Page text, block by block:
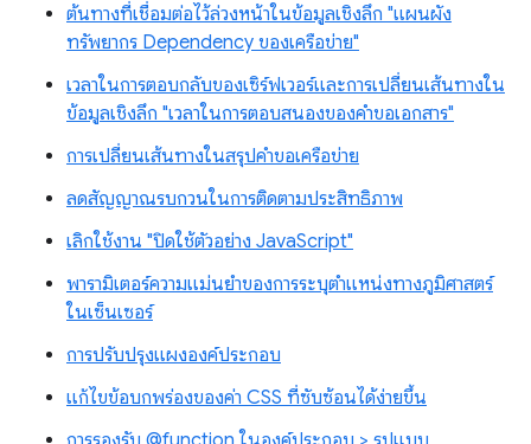
ต้นทางที่เชื่อมต่อไว้ล่วงหน้าในข้อมูลเชิงลึก "แผนผัง
ทรัพยากร Dependency ของเครือข่าย"
เวลาในการตอบกลับของเซิร์ฟเวอร์และการเปลี่ยนเส้นทางใน
ข้อมูลเชิงลึก "เวลาในการตอบสนองของคำขอเอกสาร"
การเปลี่ยนเส้นทางในสรุปคำขอเครือข่าย
ลดสัญญาณรบกวนในการติดตามประสิทธิภาพ
เลิกใช้งาน "ปิดใช้ตัวอย่าง JavaScript"
พารามิเตอร์ความแม่นยำของการระบุตำแหน่งทางภูมิศาสตร์
ในเซ็นเซอร์
การปรับปรุงแผงองค์ประกอบ
แก้ไขข้อบกพร่องของค่า CSS ที่ซับซ้อนได้ง่ายขึ้น